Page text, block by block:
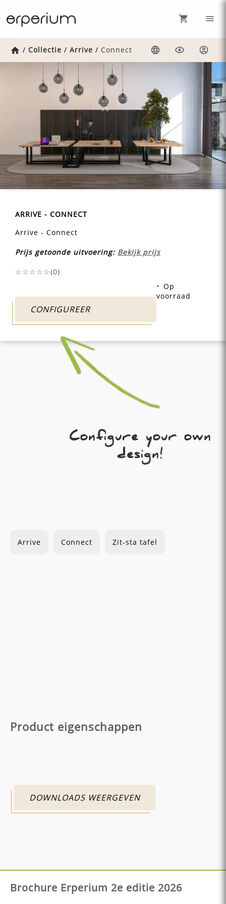
Home
/ Collectie / Arrive / Connect
Weergave
ARRIVE - CONNECT
Arrive - Connect
Prijs getoonde uitvoering: Bekijk prijs
☆☆☆☆☆(0)
CONFIGUREER
Op
voorraad
Configure your own
design!
Arrive Connect Zit-sta tafel
Product eigenschappen
DOWNLOADS WEERGEVEN
Brochure Erperium 2e editie 2026